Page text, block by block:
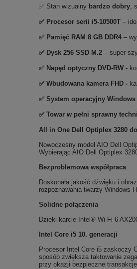
✅ Stan wizualny bardzo dobry,
✅ Procesor serii i5-10500T–
✅ Pamięć RAM 8 GB DDR4 –
✅ Dysk 256 SSD M.2 – super
✅ Napęd optyczny DVD-RW -
✅ Wbudowana kamera FHD -
✅System operacyjny Windows
✅ Towar w pełni sprawny
All in One Dell Optiplex 3280
Nowoczesny model AIO Dell
Wybierając AIO Dell Optiplex
Bezproblemowa współpraca
Doskonała jakość dźwięku i
rozpoznawania twarzy Windows
Solidne połączenia
Dzięki karcie Intel® Wi-Fi 6
Intel Core i5 10. generacji
Procesor Intel Core i5 zaskoczy
sposób zwiększa taktowanie
przy okazji bezpieczne